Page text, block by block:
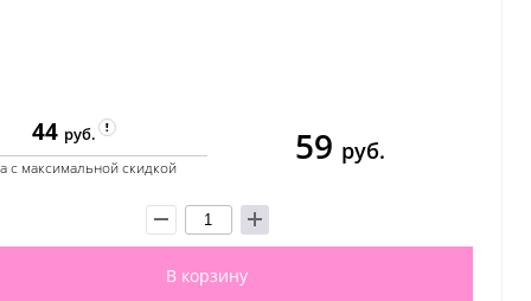
44 руб.
с максимальной скидкой 59 руб.
В корзину